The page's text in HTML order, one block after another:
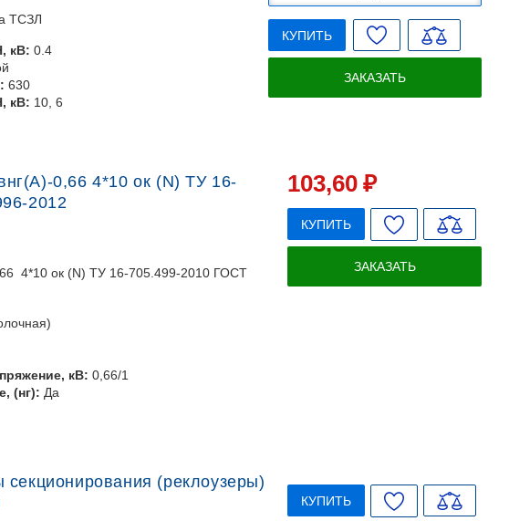
ТСЗЛ
кВ: 0.4
630
кВ: 10, 6
КУПИТЬ
ЗАКАЗАТЬ
0,66 4*10 ок (N) ТУ 16-
2012
4*10 ок (N) ТУ 16-705.499-2010 ГОСТ
кВ: 0,66/1
(нг): Да
103,60 ₽
КУПИТЬ
ЗАКАЗАТЬ
секционирования (реклоузеры)
КУПИТЬ